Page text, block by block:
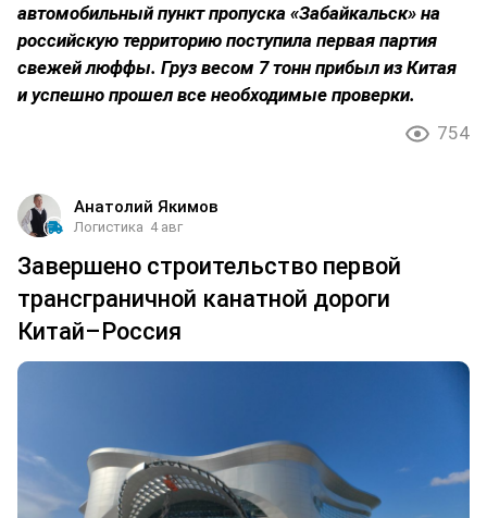
автомобильный пункт пропуска «Забайкальск» на
российскую территорию поступила первая партия
свежей люффы. Груз весом 7 тонн прибыл из Китая
и успешно прошел все необходимые проверки.
754
Анатолий Якимов
Логистика 4 авг
Завершено строительство первой
трансграничной канатной дороги
Китай–Россия